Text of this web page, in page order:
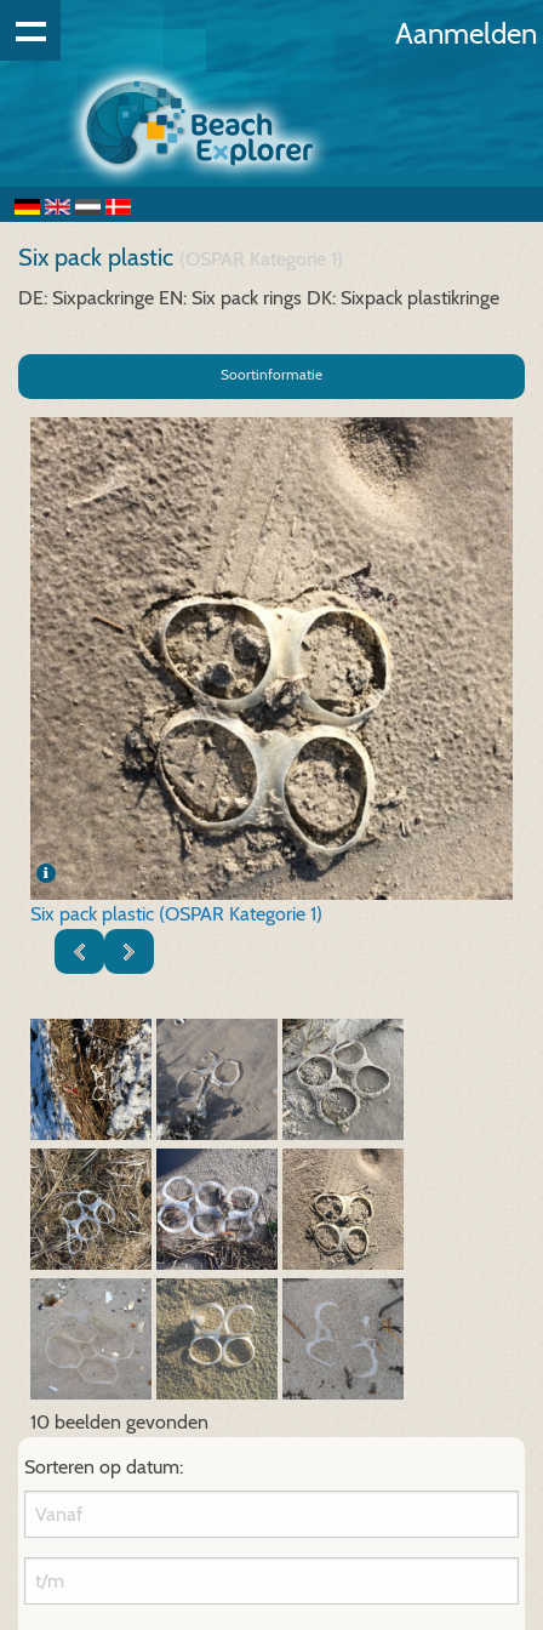
Aanmelden
Six pack plastic (OSPAR Kategorie 1)
DE: Sixpackringe EN: Six pack rings DK: Sixpack plastikringe
Soortinformatie
Six pack plastic (OSPAR Kategorie 1)
10 beelden gevonden
Sorteren op datum: